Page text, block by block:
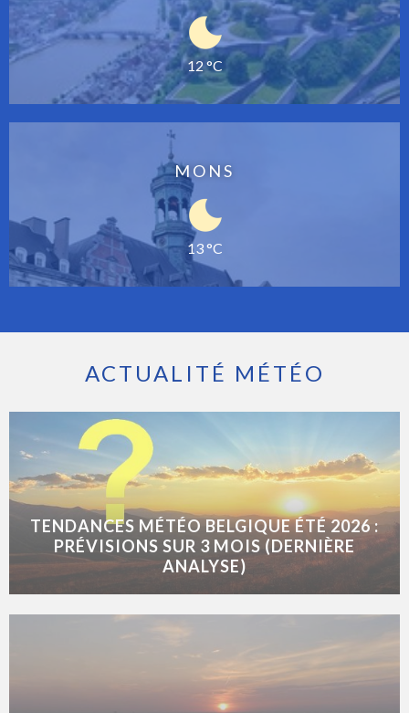
12 °C
MONS
13 °C
ACTUALITÉ MÉTÉO
TENDANCES MÉTÉO BELGIQUE ÉTÉ 2026 :
PRÉVISIONS SUR 3 MOIS (DERNIÈRE
ANALYSE)